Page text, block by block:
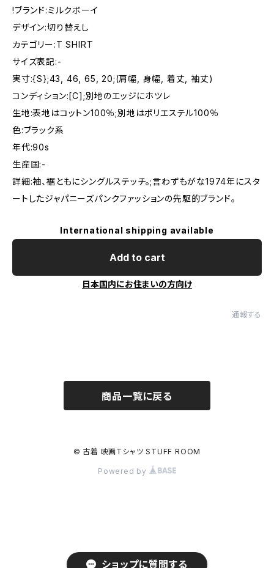
!ブランド:ミルクボーイ
デザイン:切り替えし
カテゴリー:T SHIRT
サイズ表記:-
実寸:{S};43, 46, 65, 20;(肩幅, 身幅, 着丈, 袖丈)
コンディション:[C];別地のエッジにホツレ
生地:表地はコットン100％;別地はポリエステル100％
色:ブラック系
年代:90s
生産国:-
詳細:袖、裾ともにシングルステッチ。;言わずもがな1974年にスタ
ートしたジャパニーズパンクファッションの先駆的ブランド。
International shipping available
Add to cart
日本国内にお住まいの方向け
通報する
ショップに質問する
商品一覧に戻る
© 古着 映画Tシャツ STUFF ROOM
Powered by